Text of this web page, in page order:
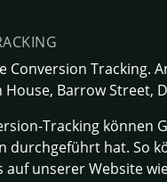
Conversion Tracking.
House, Barrow Street,
Tracking können
durchgeführt hat. So
unserer Website